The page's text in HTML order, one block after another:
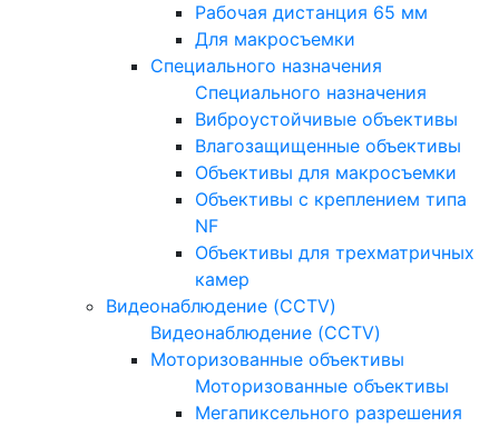
Рабочая дистанция 65 мм
Для макросъемки
Специального назначения
Специального назначения
Виброустойчивые объективы
Влагозащищенные объективы
Объективы для макросъемки
Объективы с креплением типа
NF
Объективы для трехматричных
камер
Видеонаблюдение (CCTV)
Видеонаблюдение (CCTV)
Моторизованные объективы
Моторизованные объективы
Мегапиксельного разрешения